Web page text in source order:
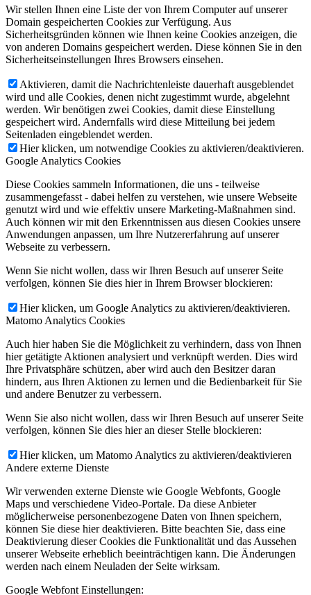
Wir stellen Ihnen eine Liste der von Ihrem Computer auf unserer
Domain gespeicherten Cookies zur Verfügung. Aus
Sicherheitsgründen können wie Ihnen keine Cookies anzeigen, die
von anderen Domains gespeichert werden. Diese können Sie in den
Sicherheitseinstellungen Ihres Browsers einsehen.
Aktivieren, damit die Nachrichtenleiste dauerhaft ausgeblendet
wird und alle Cookies, denen nicht zugestimmt wurde, abgelehnt
werden. Wir benötigen zwei Cookies, damit diese Einstellung
gespeichert wird. Andernfalls wird diese Mitteilung bei jedem
Seitenladen eingeblendet werden.
Hier klicken, um notwendige Cookies zu aktivieren/deaktivieren.
Google Analytics Cookies
Diese Cookies sammeln Informationen, die uns - teilweise
zusammengefasst - dabei helfen zu verstehen, wie unsere Webseite
genutzt wird und wie effektiv unsere Marketing-Maßnahmen sind.
Auch können wir mit den Erkenntnissen aus diesen Cookies unsere
Anwendungen anpassen, um Ihre Nutzererfahrung auf unserer
Webseite zu verbessern.
Wenn Sie nicht wollen, dass wir Ihren Besuch auf unserer Seite
verfolgen, können Sie dies hier in Ihrem Browser blockieren:
Hier klicken, um Google Analytics zu aktivieren/deaktivieren.
Matomo Analytics Cookies
Auch hier haben Sie die Möglichkeit zu verhindern, dass von Ihnen
hier getätigte Aktionen analysiert und verknüpft werden. Dies wird
Ihre Privatsphäre schützen, aber wird auch den Besitzer daran
hindern, aus Ihren Aktionen zu lernen und die Bedienbarkeit für Sie
und andere Benutzer zu verbessern.
Wenn Sie also nicht wollen, dass wir Ihren Besuch auf unserer Seite
verfolgen, können Sie dies hier an dieser Stelle blockieren:
Hier klicken, um Matomo Analytics zu aktivieren/deaktivieren
Andere externe Dienste
Wir verwenden externe Dienste wie Google Webfonts, Google
Maps und verschiedene Video-Portale. Da diese Anbieter
möglicherweise personenbezogene Daten von Ihnen speichern,
können Sie diese hier deaktivieren. Bitte beachten Sie, dass eine
Deaktivierung dieser Cookies die Funktionalität und das Aussehen
unserer Webseite erheblich beeinträchtigen kann. Die Änderungen
werden nach einem Neuladen der Seite wirksam.
Google Webfont Einstellungen: